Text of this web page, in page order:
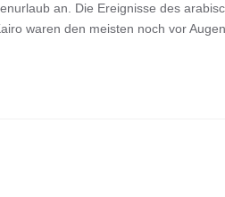
an. Die Ereignisse des
waren den meisten noch vor Augen.